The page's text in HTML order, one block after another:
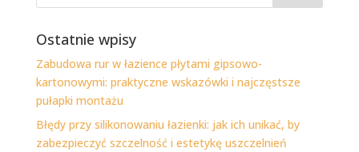
Ostatnie wpisy
Zabudowa rur w łazience płytami gipsowo-
kartonowymi: praktyczne wskazówki i najczęstsze
pułapki montażu
Błędy przy silikonowaniu łazienki: jak ich unikać, by
zabezpieczyć szczelność i estetykę uszczelnień